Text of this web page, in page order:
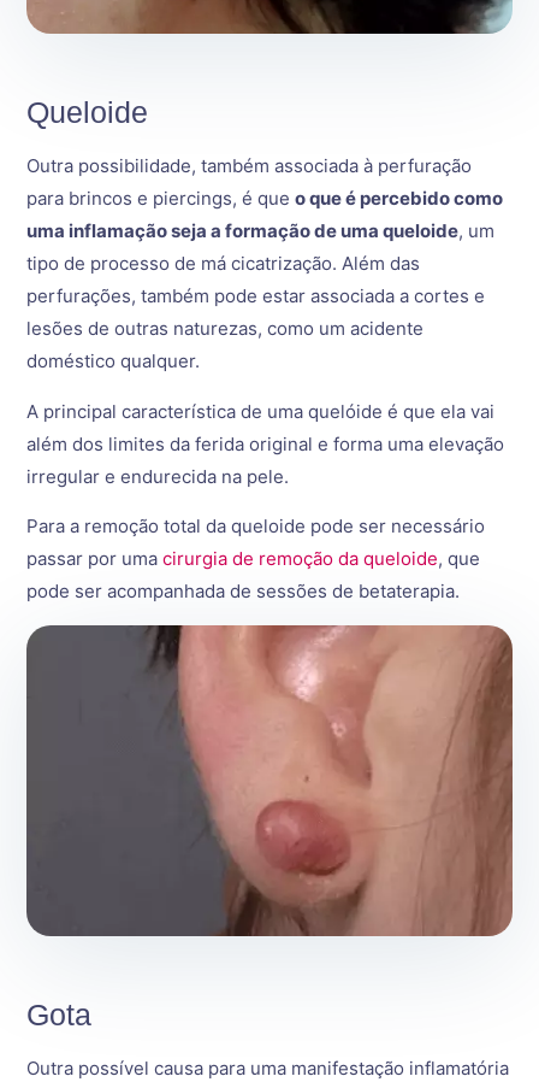
Queloide
Outra possibilidade, também associada à perfuração
para brincos e piercings, é queo que é percebido como
uma inflamação seja a formação de uma queloide, um
tipo de processo de má cicatrização. Além das
perfurações, também pode estar associada a cortes e
lesões de outras naturezas, como um acidente
doméstico qualquer.
A principal característica de uma quelóide é que ela vai
além dos limites da ferida original e forma uma elevação
irregular e endurecida na pele.
Para a remoção total da queloide pode ser necessário
passar por umacirurgia de remoção da queloide, que
pode ser acompanhada de sessões de betaterapia.
Gota
Outra possível causa para uma manifestação inflamatória